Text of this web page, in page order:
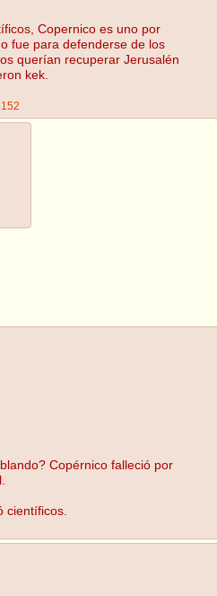
Copernico es uno por
fue para defenderse de los
querían recuperar Jerusalén
kek.
Copérnico falleció por
científicos.